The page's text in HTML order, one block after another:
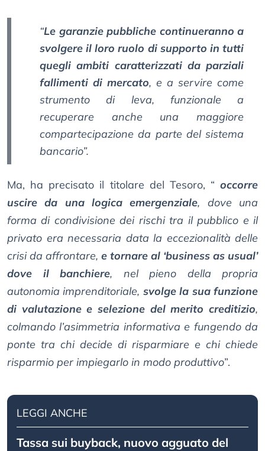
“Le garanzie pubbliche continueranno a
svolgere il loro ruolo di supporto in tutti
quegli ambiti caratterizzati da parziali
fallimenti di mercato, e a servire come
strumento di leva, funzionale a
recuperare anche una maggiore
compartecipazione da parte del sistema
bancario”.
Ma, ha precisato il titolare del Tesoro, “ occorre
uscire da una logica emergenziale, dove una
forma di condivisione dei rischi tra il pubblico e il
privato era necessaria data la eccezionalità delle
crisi da affrontare, e tornare al ‘business as usual’
dove il banchiere, nel pieno della propria
autonomia imprenditoriale, svolge la sua funzione
di valutazione e selezione del merito creditizio,
colmando l’asimmetria informativa e fungendo da
ponte tra chi decide di risparmiare e chi chiede
risparmio per impiegarlo in modo produttivo”.
LEGGI ANCHE
Tassa sui buyback, nuovo agguato del